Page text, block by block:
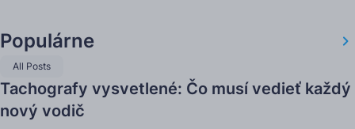
Populárne
All Posts
Tachografy vysvetlené: Čo musí vedieť každý
nový vodič